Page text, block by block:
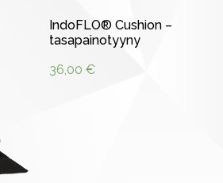
IndoFLO® Cushion –
tasapainotyyny
36,00 €